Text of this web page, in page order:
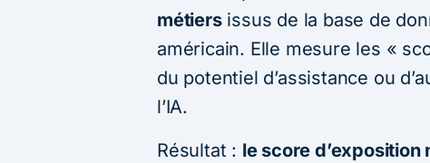
métiersissus de la base de
américain. Elle mesure les «
du potentiel d’assistance ou
l’IA.
Résultat : le score d’exposition